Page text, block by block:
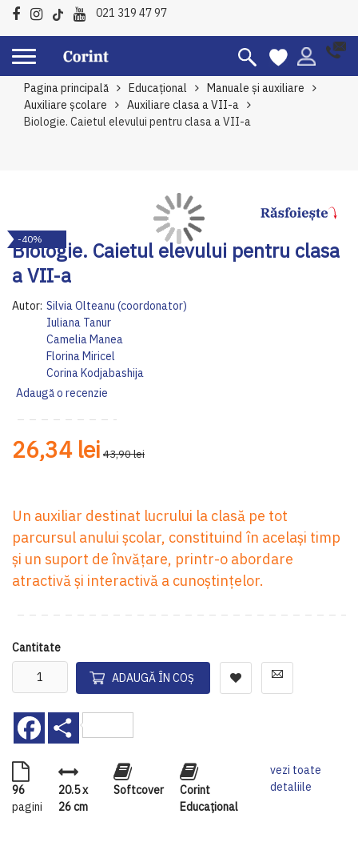
021 319 47 97
Pagina principală Educațional
Manuale şi auxiliare
Auxiliare școlare
Auxiliare clasa a VII-a
Biologie. Caietul elevului pentru clasa a VII-a
Biologie. Caietul elevului pentru clasa
a VII-a
Autor: Silvia Olteanu (coordonator)
Iuliana Tanur
Camelia Manea
Florina Miricel
Corina Kodjabashija
Adaugă o recenzie
26,34 lei 43,90 lei
Un auxiliar destinat lucrului la clasă pe tot
parcursul anului școlar, constituind în același timp
și un suport de învățare, printr-o abordare
atractivă și interactivă a cunoștințelor.
Cantitate
ADAUGĂ ÎN COȘ
Facebook
96
pagini
20.5 x
26 cm
Softcover
Corint
Educaţional
vezi toate
detaliile
to
the
end
the
images
gallery
-40%